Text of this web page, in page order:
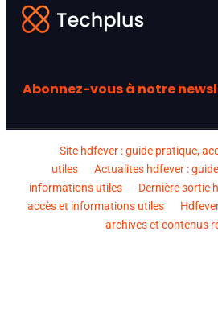
Abonnez-vous à notre
Site hdfever : guide pratique,
utiles
Actualites hdfever :
informations utiles
Dernière sortie
accès et informations utiles
archives et contenus